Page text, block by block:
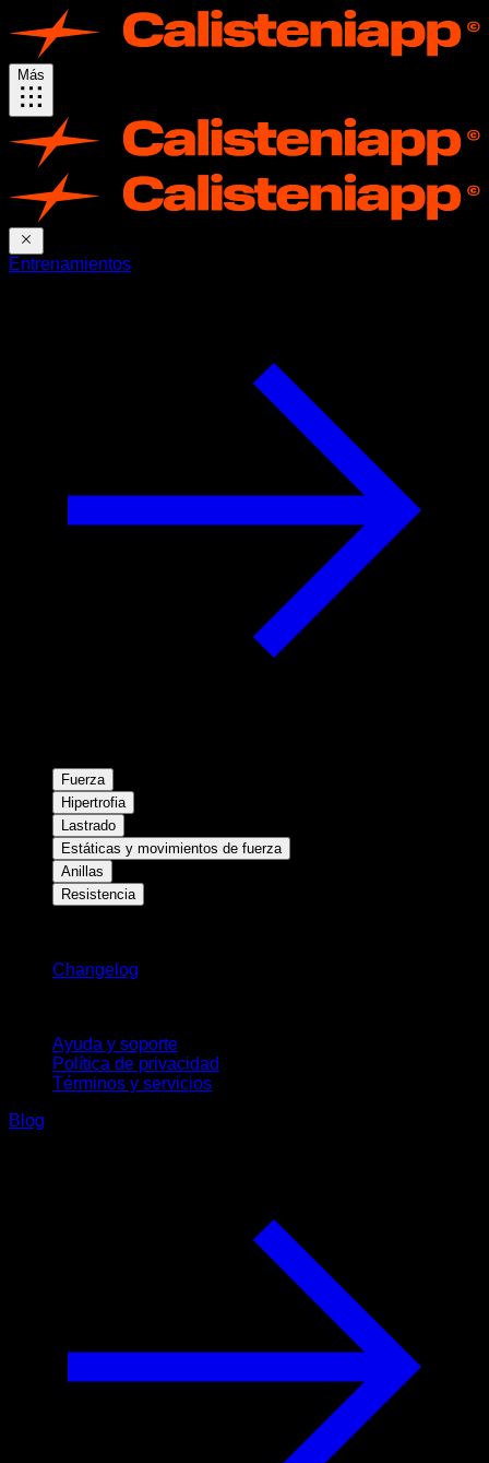
Más
Entrenamientos
Fuerza
Hipertrofia
Lastrado
Estáticas y movimientos de fuerza
Anillas
Resistencia
Changelog
Ayuda y soporte
Política de privacidad
Términos y servicios
Blog